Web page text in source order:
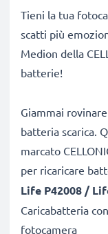
Tieni la tua
scatti più
Medion della
batterie!
Giammai
batteria scarica.
marcato
per ricaricare
Life P42008 /
Caricabatteria
fotocamera